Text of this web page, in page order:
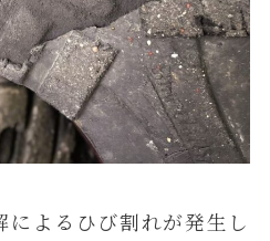
によるひび割れが発生し